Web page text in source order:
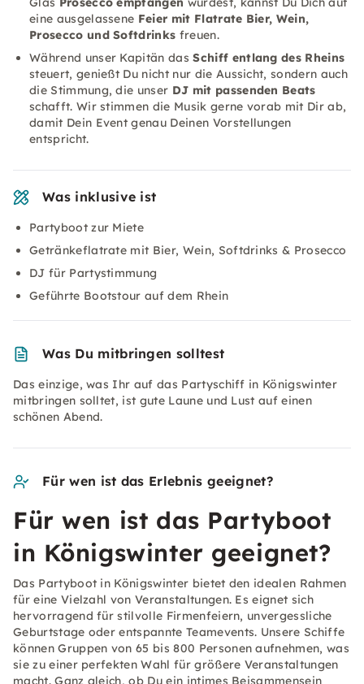
eine ausgelassene Feier mit Flatrate Bier, Wein,
Prosecco und Softdrinks freuen.
Während unser Kapitän dasSchiff entlang des Rheins
steuert, genießt Du nicht nur die Aussicht, sondern auch
die Stimmung, die unser DJ mit passenden Beats
schafft. Wir stimmen die Musik gerne vorab mit Dir ab,
damit Dein Event genau Deinen Vorstellungen
entspricht.
Was inklusive ist
Partyboot zur Miete
Getränkeflatrate mit Bier, Wein, Softdrinks & Prosecco
DJ für Partystimmung
Geführte Bootstour auf dem Rhein
Was Du mitbringen solltest
Das einzige, was Ihr auf das Partyschiff in Königswinter
mitbringen solltet, ist gute Laune und Lust auf einen
schönen Abend.
Für wen ist das Erlebnis geeignet?
Für wen ist das Partyboot
in Königswinter geeignet?
Das Partyboot in Königswinter bietet den idealen Rahmen
für eine Vielzahl von Veranstaltungen. Es eignet sich
hervorragend für stilvolle Firmenfeiern, unvergessliche
Geburtstage oder entspannte Teamevents. Unsere Schiffe
können Gruppen von 65 bis 800 Personen aufnehmen, was
sie zu einer perfekten Wahl für größere Veranstaltungen
macht. Ganz gleich, ob Du ein intimes Beisammensein